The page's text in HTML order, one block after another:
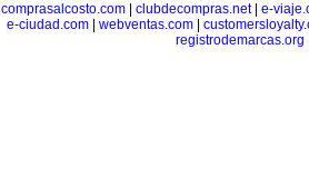
comprasalcosto.com
clubdecompras.net| e-
e-ciudad.com| webventas.com|
registrodemarcas.org